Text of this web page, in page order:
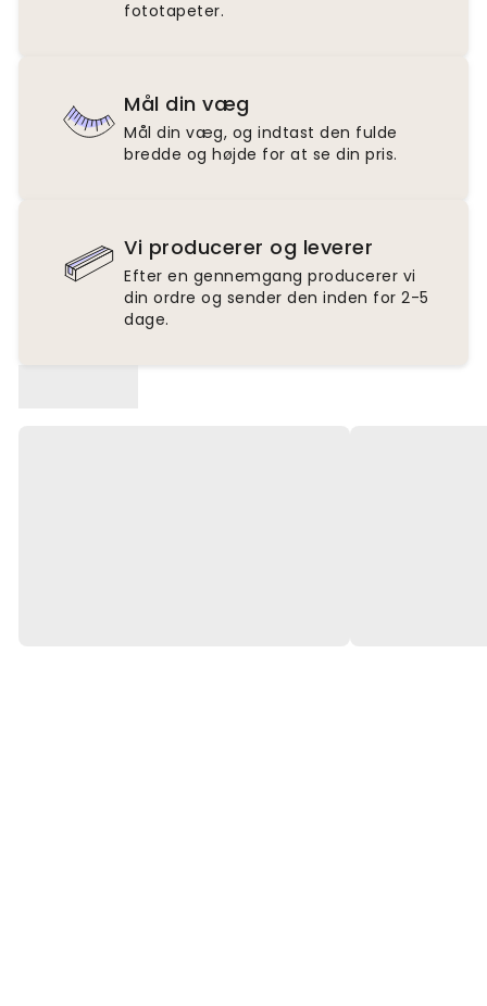
fototapeter.
Mål din væg
Mål din væg, og indtast den fulde
bredde og højde for at se din pris.
Vi producerer og leverer
Efter en gennemgang producerer vi
din ordre og sender den inden for 2-5
dage.